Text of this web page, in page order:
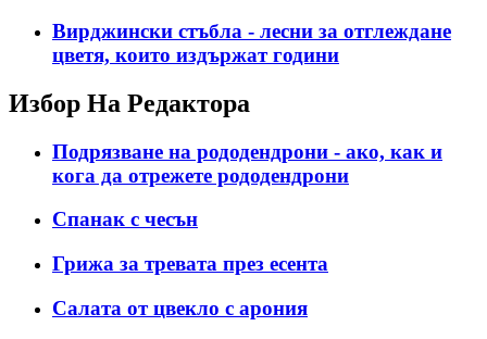
Вирджински стъбла - лесни за отглеждане
цветя, които издържат години
Избор На Редактора
Подрязване на рододендрони - ако, как и
кога да отрежете рододендрони
Спанак с чесън
Грижа за тревата през есента
Салата от цвекло с арония